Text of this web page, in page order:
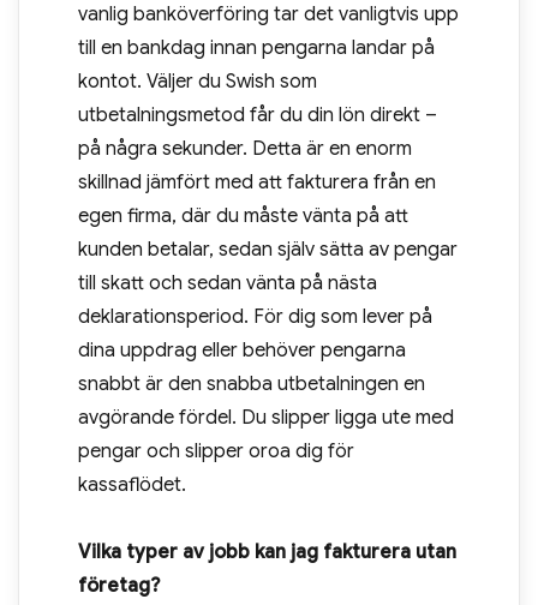
vanlig banköverföring tar det vanligtvis upp
till en bankdag innan pengarna landar på
kontot. Väljer du Swish som
utbetalningsmetod får du din lön direkt –
på några sekunder. Detta är en enorm
skillnad jämfört med att fakturera från en
egen firma, där du måste vänta på att
kunden betalar, sedan själv sätta av pengar
till skatt och sedan vänta på nästa
deklarationsperiod. För dig som lever på
dina uppdrag eller behöver pengarna
snabbt är den snabba utbetalningen en
avgörande fördel. Du slipper ligga ute med
pengar och slipper oroa dig för
kassaflödet.
Vilka typer av jobb kan jag fakturera utan
företag?